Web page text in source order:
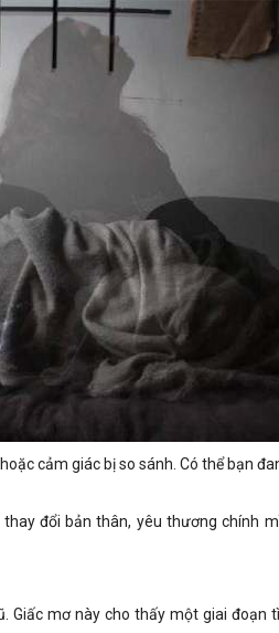
cảm giác bị so sánh. Có thể bạn
đổi bản thân, yêu thương chính
mơ này cho thấy một giai đoạn